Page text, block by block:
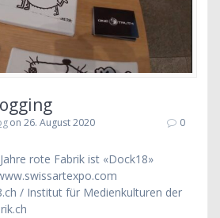
on 26. August 2020 0
rote Fabrik ist «Dock18»
/ Institut für Medienkulturen der